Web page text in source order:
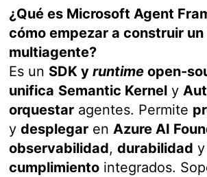
¿Qué es Microsoft Agent
cómo empezar a construir
multiagente?
Es un SDK yruntime open-
unifica Semantic Kernel y
orquestar agentes. Permite
ydesplegar enAzure AI
observabilidad,durabilidad y
cumplimiento integrados.